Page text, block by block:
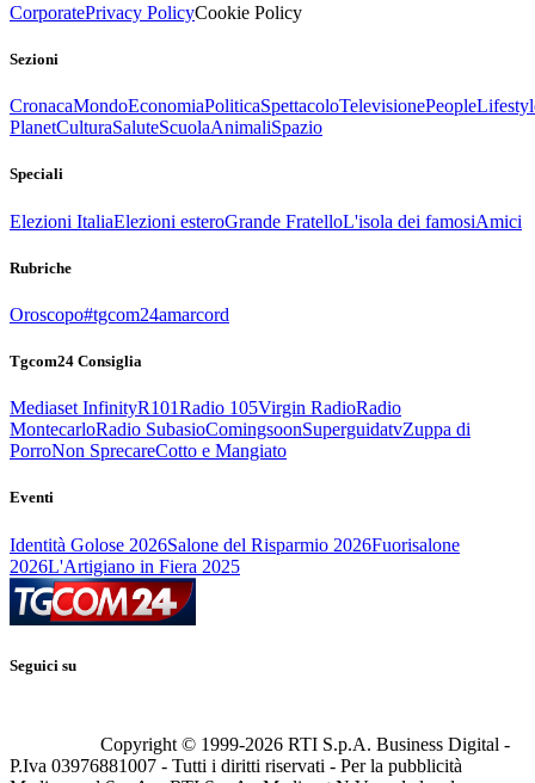
CorporatePrivacy PolicyCookie Policy
Sezioni
CronacaMondoEconomiaPoliticaSpettacoloTelevisionePeople
PlanetCulturaSaluteScuolaAnimaliSpazio
Speciali
Elezioni ItaliaElezioni esteroGrande FratelloL'isola dei famosiAmici
Rubriche
Oroscopo#tgcom24amarcord
Tgcom24 Consiglia
Mediaset InfinityR101Radio 105Virgin RadioRadio
MontecarloRadio SubasioComingsoonSuperguidatvZuppa di
PorroNon SprecareCotto e Mangiato
Eventi
Identità Golose 2026Salone del Risparmio 2026Fuorisalone
2026L'Artigiano in Fiera 2025
Seguici su
Copyright © 1999-2026 RTI S.p.A. Business Digital -
P.Iva 03976881007 - Tutti i diritti riservati - Per la pubblicità